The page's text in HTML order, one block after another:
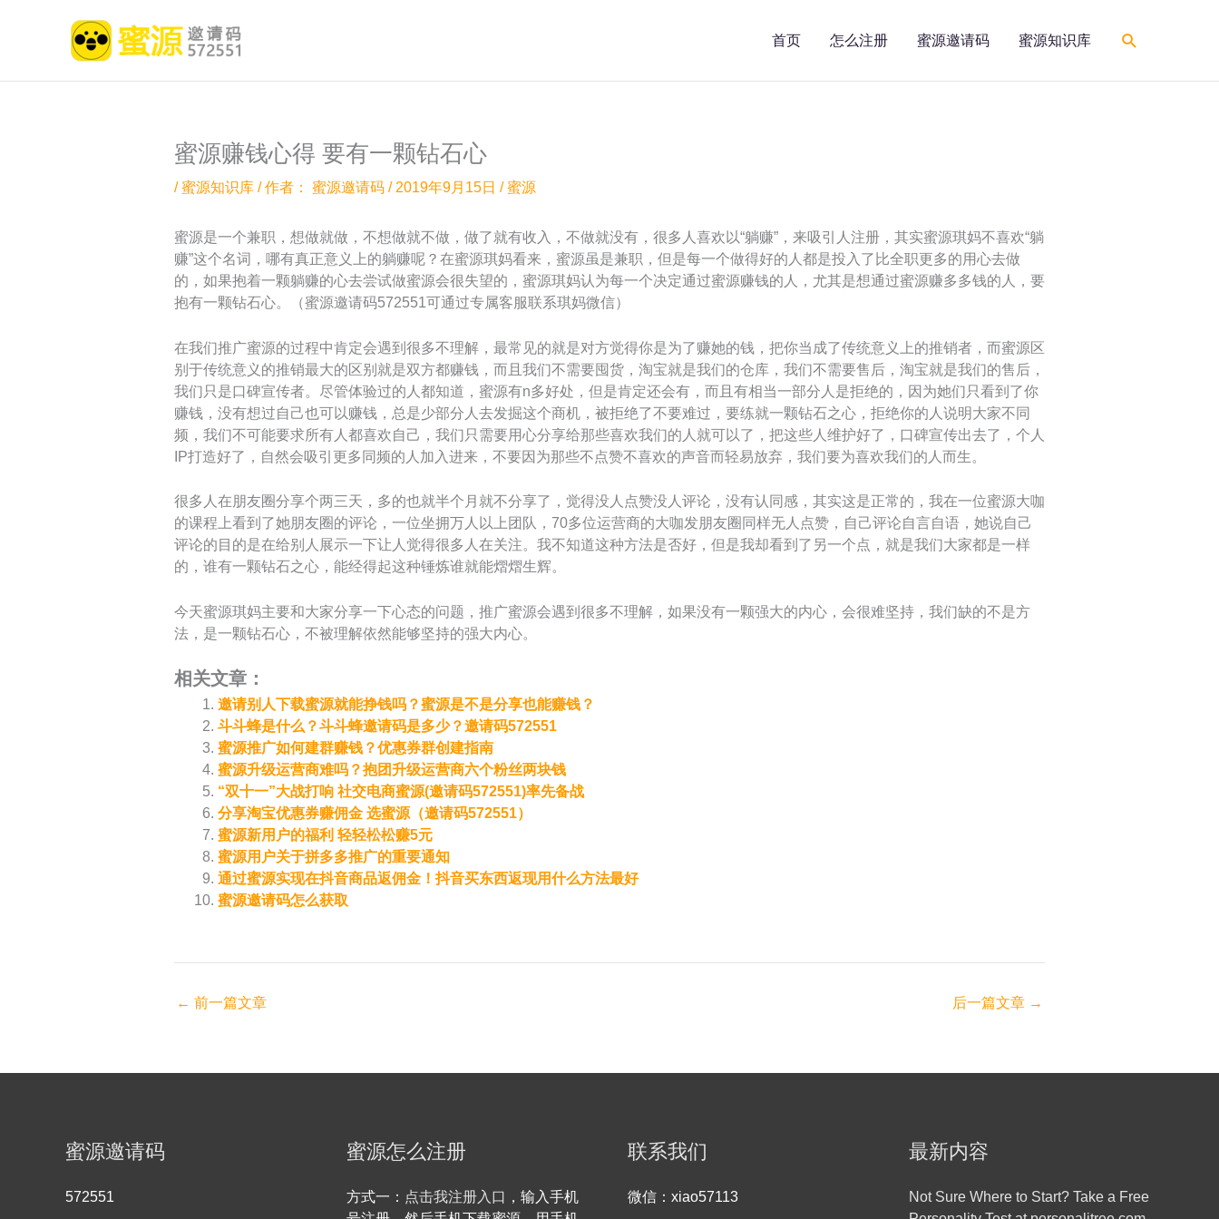
首页 怎么注册 蜜源邀请码 蜜源知识库
搜
蜜源赚钱心得 要有一颗钻石心
/蜜源知识库 / 作者： 蜜源邀请码 / 2019年9月15日 /蜜源
蜜源是一个兼职，想做就做，不想做就不做，做了就有收入，不做就没有，很多人喜欢以“躺赚”，来吸引人注册，其实蜜源琪妈不喜欢“躺
赚”这个名词，哪有真正意义上的躺赚呢？在蜜源琪妈看来，蜜源虽是兼职，但是每一个做得好的人都是投入了比全职更多的用心去做
的，如果抱着一颗躺赚的心去尝试做蜜源会很失望的，蜜源琪妈认为每一个决定通过蜜源赚钱的人，尤其是想通过蜜源赚多多钱的人，要
抱有一颗钻石心。（蜜源邀请码572551可通过专属客服联系琪妈微信）
在我们推广蜜源的过程中肯定会遇到很多不理解，最常见的就是对方觉得你是为了赚她的钱，把你当成了传统意义上的推销者，而蜜源区
别于传统意义的推销最大的区别就是双方都赚钱，而且我们不需要囤货，淘宝就是我们的仓库，我们不需要售后，淘宝就是我们的售后，
我们只是口碑宣传者。尽管体验过的人都知道，蜜源有n多好处，但是肯定还会有，而且有相当一部分人是拒绝的，因为她们只看到了你
赚钱，没有想过自己也可以赚钱，总是少部分人去发掘这个商机，被拒绝了不要难过，要练就一颗钻石之心，拒绝你的人说明大家不同
频，我们不可能要求所有人都喜欢自己，我们只需要用心分享给那些喜欢我们的人就可以了，把这些人维护好了，口碑宣传出去了，个人
IP打造好了，自然会吸引更多同频的人加入进来，不要因为那些不点赞不喜欢的声音而轻易放弃，我们要为喜欢我们的人而生。
很多人在朋友圈分享个两三天，多的也就半个月就不分享了，觉得没人点赞没人评论，没有认同感，其实这是正常的，我在一位蜜源大咖
的课程上看到了她朋友圈的评论，一位坐拥万人以上团队，70多位运营商的大咖发朋友圈同样无人点赞，自己评论自言自语，她说自己
评论的目的是在给别人展示一下让人觉得很多人在关注。我不知道这种方法是否好，但是我却看到了另一个点，就是我们大家都是一样
的，谁有一颗钻石之心，能经得起这种锤炼谁就能熠熠生辉。
今天蜜源琪妈主要和大家分享一下心态的问题，推广蜜源会遇到很多不理解，如果没有一颗强大的内心，会很难坚持，我们缺的不是方
法，是一颗钻石心，不被理解依然能够坚持的强大内心。
相关文章：
邀请别人下载蜜源就能挣钱吗？蜜源是不是分享也能赚钱？
斗斗蜂是什么？斗斗蜂邀请码是多少？邀请码572551
蜜源推广如何建群赚钱？优惠券群创建指南
蜜源升级运营商难吗？抱团升级运营商六个粉丝两块钱
“双十一”大战打响 社交电商蜜源(邀请码572551)率先备战
分享淘宝优惠券赚佣金 选蜜源（邀请码572551）
蜜源新用户的福利 轻轻松松赚5元
蜜源用户关于拼多多推广的重要通知
通过蜜源实现在抖音商品返佣金！抖音买东西返现用什么方法最好
蜜源邀请码怎么获取
← 前一篇文章 后一篇文章 →
蜜源邀请码
572551
蜜源怎么注册
方式一： 点击我注册入口 ，输入手机
联系我们
微信：xiao57113
最新内容
Not Sure Where to Start? Take a Free